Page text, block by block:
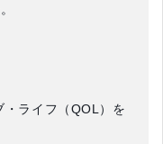
・ライフ（QOL）を